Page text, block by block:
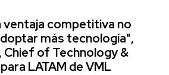
ventaja competitiva no
más tecnología",
Chief of Technology &
LATAM de VML